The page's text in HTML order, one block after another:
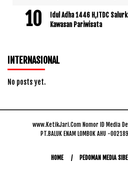
Idul Adha 1446 H,ITDC
Kawasan Pariwisata
INTERNASIONAL
No posts yet.
www.KetikJari.Com Nomor ID Media
PT.BALUK ENAM LOMBOK AHU -
HOME PEDOMAN MEDIA